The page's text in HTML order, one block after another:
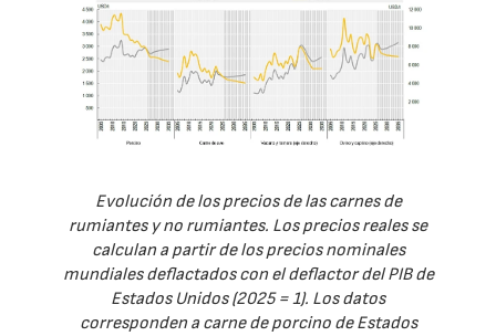
Evolución de los precios de las carnes de
rumiantes y no rumiantes. Los precios reales se
calculan a partir de los precios nominales
mundiales deflactados con el deflactor del PIB de
Estados Unidos (2025 = 1). Los datos
corresponden a carne de porcino de Estados